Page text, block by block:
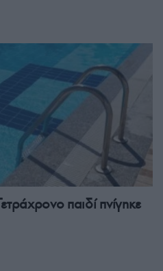
παιδί πνίγηκε